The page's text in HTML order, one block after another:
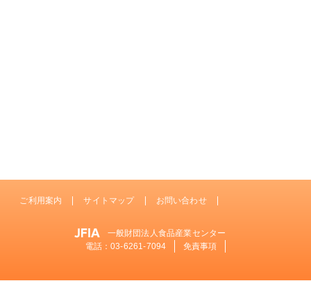
ご利用案内 サイトマップ お問い合わせ
一般財団法人食品産業センター
電話：03-6261-7094 免責事項